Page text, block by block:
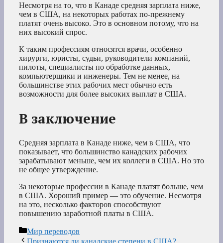
Несмотря на то, что в Канаде средняя зарплата ниже,
чем в США, на некоторых работах по-прежнему
платят очень высоко. Это в основном потому, что на
них высокий спрос.
К таким профессиям относятся врачи, особенно
хирурги, юристы, судьи, руководители компаний,
пилоты, специалисты по обработке данных,
компьютерщики и инженеры. Тем не менее, на
большинстве этих рабочих мест обычно есть
возможности для более высоких выплат в США.
В заключение
Средняя зарплата в Канаде ниже, чем в США, что
показывает, что большинство канадских рабочих
зарабатывают меньше, чем их коллеги в США. Но это
не общее утверждение.
За некоторые профессии в Канаде платят больше, чем
в США. Хороший пример — это обучение. Несмотря
на это, несколько факторов способствуют
повышению заработной платы в США.
Рубрики
Мир переводов